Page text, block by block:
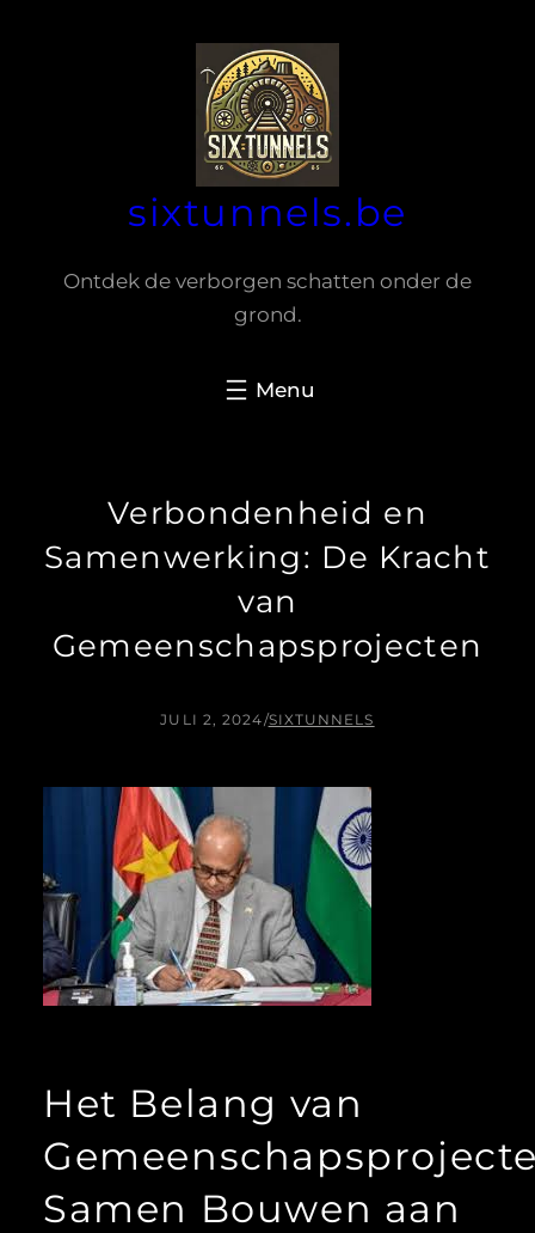
sixtunnels.be
Ontdek de verborgen schatten onder de
grond.
Verbondenheid en
Samenwerking: De Kracht
van
Gemeenschapsprojecten
JULI 2, 2024/SIXTUNNELS
Het Belang van
Samen Bouwen aan